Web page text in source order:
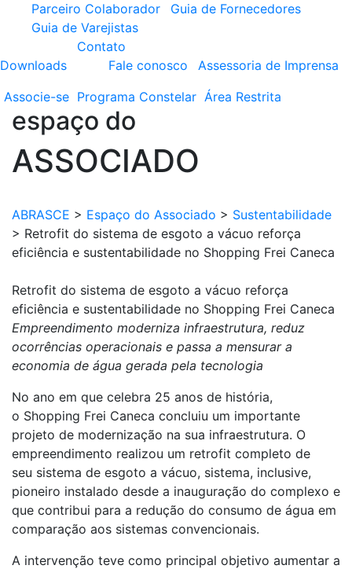
Parceiro Colaborador
Guia de Fornecedores
Guia de Varejistas
Downloads
Contato
Fale conosco
Assessoria de Imprensa
Associe-se Programa Constelar Área Restrita
espaço do
ASSOCIADO
ABRASCE > Espaço do Associado > Sustentabilidade
> Retrofit do sistema de esgoto a vácuo reforça
eficiência e sustentabilidade no Shopping Frei Caneca
Retrofit do sistema de esgoto a vácuo reforça
eficiência e sustentabilidade no Shopping Frei Caneca
Empreendimento moderniza infraestrutura, reduz
ocorrências operacionais e passa a mensurar a
economia de água gerada pela tecnologia
No ano em que celebra 25 anos de história,
o Shopping Frei Caneca concluiu um importante
projeto de modernização na sua infraestrutura. O
empreendimento realizou um retrofit completo de
seu sistema de esgoto a vácuo, sistema, inclusive,
pioneiro instalado desde a inauguração do complexo e
que contribui para a redução do consumo de água em
comparação aos sistemas convencionais.
A intervenção teve como principal objetivo aumentar a